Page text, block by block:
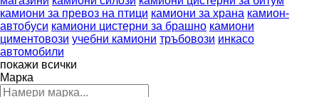
камиони за превоз на птици камиони за храна камион-
автобуси камиони цистерни за брашно камиони
циментовози учебни камиони тръбовози инкасо
автомобили
покажи всички
Марка